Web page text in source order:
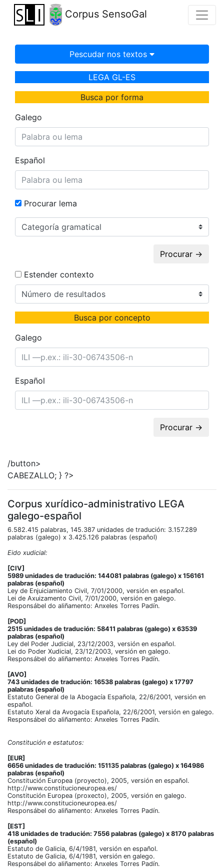
Corpus SensoGal
Pescudar nos textos
LEGA GL-ES
Busca por forma
Galego
Español
Procurar lema
Procurar →
Estender contexto
Busca por concepto
Galego
Español
Procurar →
/button>
CABEZALLO; } ?>
Corpus xurídico-administrativo LEGA
galego-español
6.582.415 palabras, 145.387 unidades de tradución: 3.157.289
palabras (galego) x 3.425.126 palabras (español)
Eido xudicial:
[CIV]
5989 unidades de tradución: 144081 palabras (galego) x 156161
palabras (español)
Ley de Enjuiciamiento Civil, 7/01/2000, versión en español.
Lei de Axuizamento Civil, 7/01/2000, versión en galego.
Responsábel do aliñamento: Anxeles Torres Padín.
[POD]
2515 unidades de tradución: 58411 palabras (galego) x 63539
palabras (español)
Ley del Poder Judicial, 23/12/2003, versión en español.
Lei do Poder Xudicial, 23/12/2003, versión en galego.
Responsábel do aliñamento: Anxeles Torres Padín.
[AVO]
743 unidades de tradución: 16538 palabras (galego) x 17797
palabras (español)
Estatuto General de la Abogacía Española, 22/6/2001, versión en
español.
Estatuto Xeral da Avogacía Española, 22/6/2001, versión en galego.
Responsábel do aliñamento: Anxeles Torres Padín.
Constitución e estatutos:
[EUR]
6656 unidades de tradución: 151135 palabras (galego) x 164986
palabras (español)
Constitución Europea (proyecto), 2005, versión en español.
http://www.constitucioneuropea.es/
Constitución Europea (proxecto), 2005, versión en galego.
http://www.constitucioneuropea.es/
Responsábel do aliñamento: Anxeles Torres Padín.
[EST]
418 unidades de tradución: 7556 palabras (galego) x 8170 palabras
(español)
Estatuto de Galicia, 6/4/1981, versión en español.
Estatuto de Galicia, 6/4/1981, versión en galego.
Responsábel do aliñamento: Anxeles Torres Padín.